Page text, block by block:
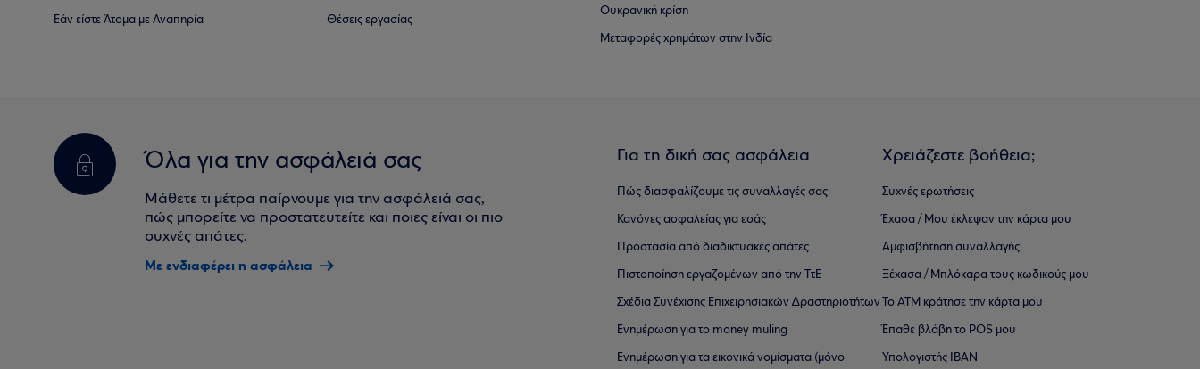
Εάν είστε Άτομα με Αναπηρία Θέσεις εργασίας
Ουκρανική κρίση
Μεταφορές χρημάτων στην Ινδία
Όλα για την ασφάλειά σας
Μάθετε τι μέτρα παίρνουμε για την ασφάλειά σας,
πώς μπορείτε να προστατευτείτε και ποιες είναι οι πιο
συχνές απάτες.
Με ενδιαφέρει η ασφάλεια
Για τη δική σας ασφάλεια
Πώς διασφαλίζουμε τις συναλλαγές σας
Κανόνες ασφαλείας για εσάς
Προστασία από διαδικτυακές απάτες
Πιστοποίηση εργαζομένων από την ΤτΕ
Σχέδια Συνέχισης Επιχειρησιακών ∆ραστηριοτήτων
Ενημέρωση για το money muling
Ενημέρωση για τα εικονικά νομίσματα (μόνο
Χρειάζεστε βοήθεια;
Συχνές ερωτήσεις
Έχασα / Μου έκλεψαν την κάρτα μου
Αμφισβήτηση συναλλαγής
Ξέχασα / Μπλόκαρα τους κωδικούς μου
Το ΑΤΜ κράτησε την κάρτα μου
Έπαθε βλάβη το POS μου
Υπολογιστής IBAN